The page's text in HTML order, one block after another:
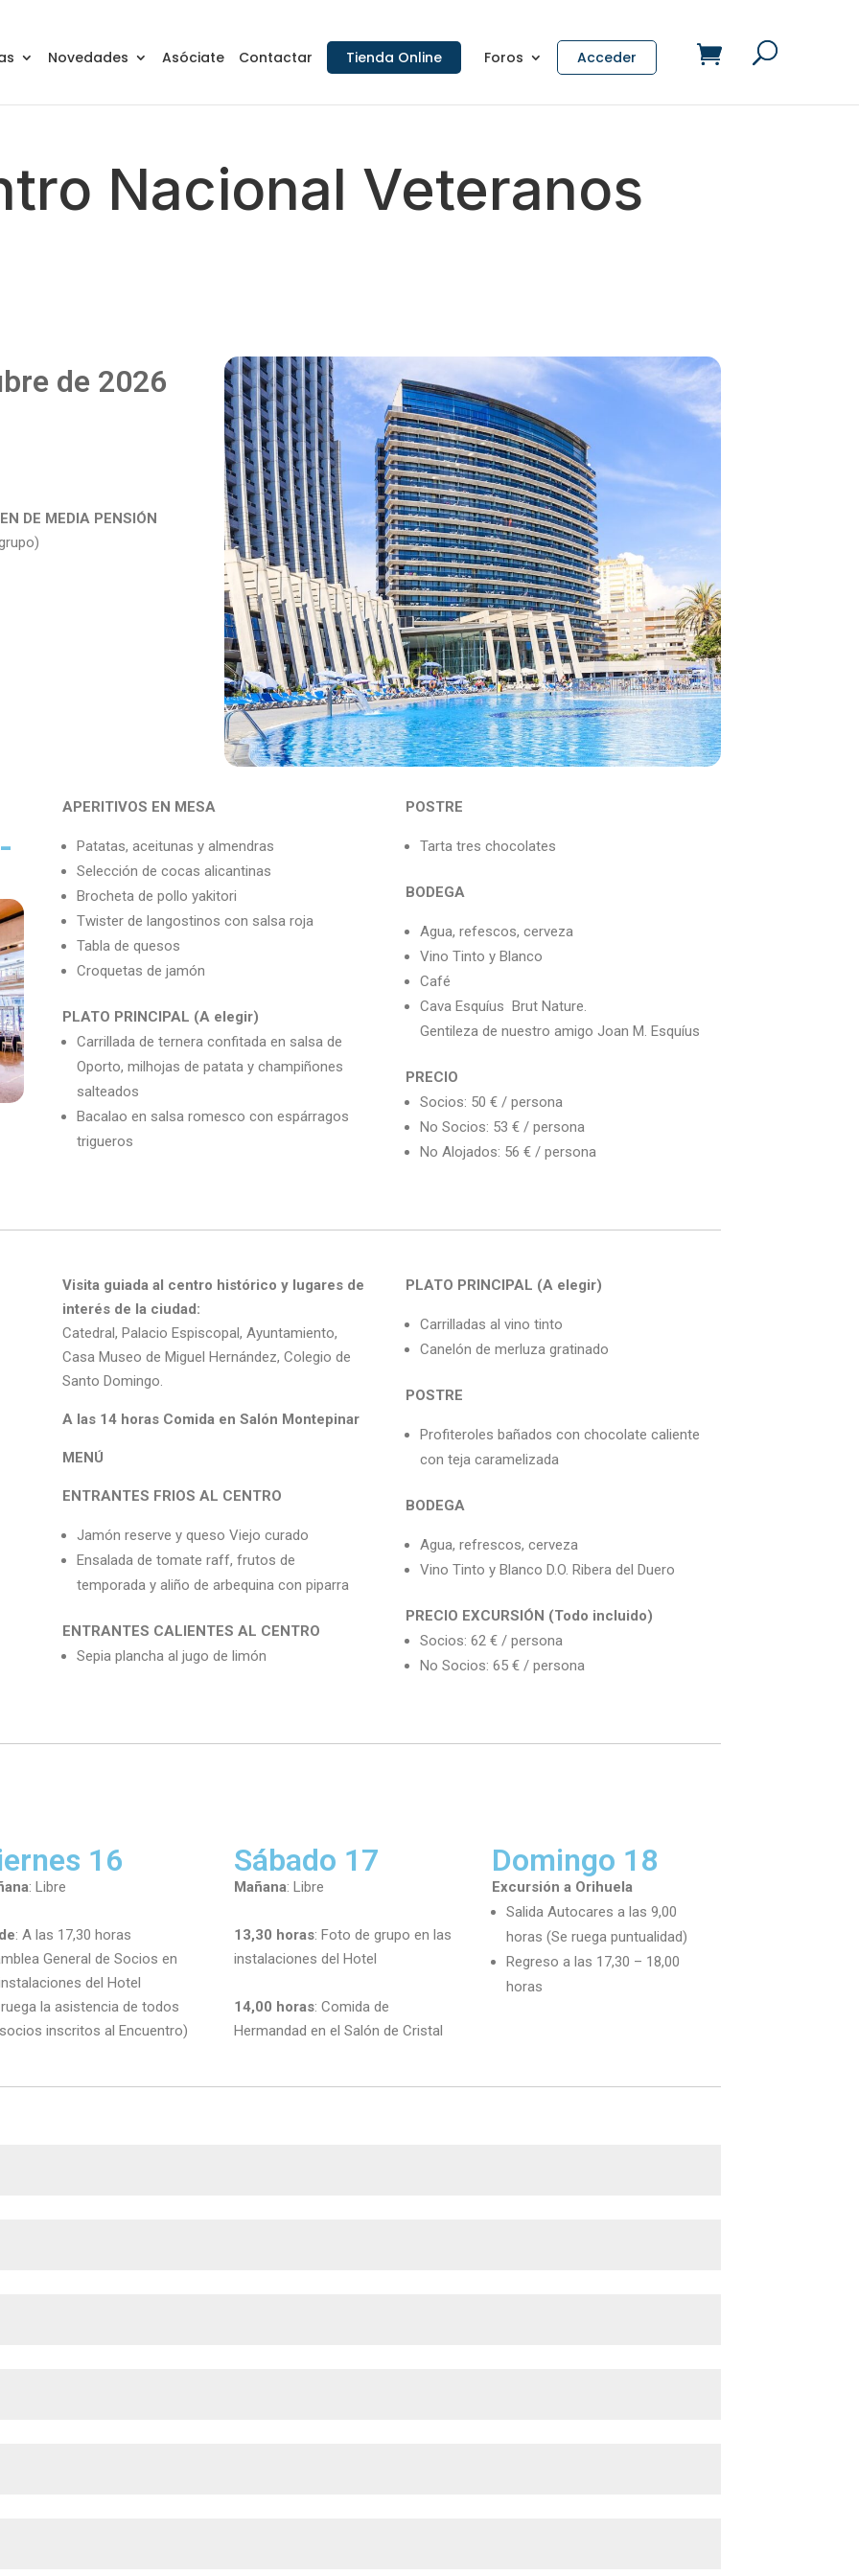
Novedades Asóciate Contactar Tienda Online Foros Acceder
Nacional Veteranos
de 2026
DE MEDIA PENSIÓN
APERITIVOS EN MESA
Patatas, aceitunas y almendras
Selección de cocas alicantinas
Brocheta de pollo yakitori
Twister de langostinos con salsa roja
Tabla de quesos
Croquetas de jamón
PLATO PRINCIPAL (A elegir)
Carrillada de ternera confitada en salsa de
Oporto, milhojas de patata y champiñones
salteados
Bacalao en salsa romesco con espárragos
trigueros
POSTRE
Tarta tres chocolates
BODEGA
Agua, refescos, cerveza
Vino Tinto y Blanco
Café
Cava Esquíus Brut Nature.
Gentileza de nuestro amigo Joan M. Esquíus
PRECIO
Socios: 50 € / persona
No Socios: 53 € / persona
No Alojados: 56 € / persona
Visita guiada al centro histórico y lugares de
interés de la ciudad:
Catedral, Palacio Espiscopal, Ayuntamiento,
Casa Museo de Miguel Hernández, Colegio de
Santo Domingo.
A las 14 horas Comida en Salón Montepinar
MENÚ
ENTRANTES FRIOS AL CENTRO
Jamón reserve y queso Viejo curado
Ensalada de tomate raff, frutos de
temporada y aliño de arbequina con piparra
ENTRANTES CALIENTES AL CENTRO
Sepia plancha al jugo de limón
PLATO PRINCIPAL (A elegir)
Carrilladas al vino tinto
Canelón de merluza gratinado
POSTRE
Profiteroles bañados con chocolate caliente
con teja caramelizada
BODEGA
Agua, refrescos, cerveza
Vino Tinto y Blanco D.O. Ribera del Duero
PRECIO EXCURSIÓN (Todo incluido)
Socios: 62 € / persona
No Socios: 65 € / persona
16
: Libre
: A las 17,30 horas
General de Socios en
del Hotel
la asistencia de todos
inscritos al Encuentro)
Sábado 17
Mañana: Libre
13,30 horas: Foto de grupo en las
instalaciones del Hotel
14,00 horas: Comida de
Hermandad en el Salón de Cristal
Domingo 18
Excursión a Orihuela
Salida Autocares a las 9,00
horas (Se ruega puntualidad)
Regreso a las 17,30 – 18,00
horas